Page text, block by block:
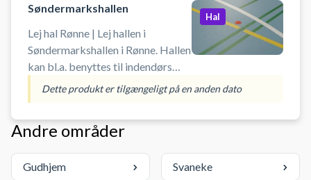
foran hallen. Medbring selv bolde
og ketchere samt indendørs
indendørssko med lyse såler eller
Non-Marking sko.
Søndermarkshallen
Lej hal Rønne | Lej hallen i
Søndermarkshallen i Rønne. Hallen
kan bl.a. benyttes til indendørs
fodbold uden bander og
Søndermarkshallen. Medbring
Hal
Dette produkt er tilgængeligt på en anden dato
Andre områder
Gudhjem Svaneke